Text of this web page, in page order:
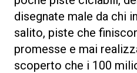
disegnate male da chi
salito, piste che
promesse e mai
scoperto che i 100